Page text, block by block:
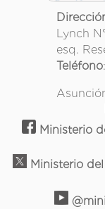
Lynch
esq.
Teléfono
Ministerio
Ministerio